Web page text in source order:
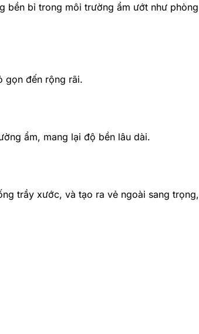
bền bỉ trong môi trường ẩm ướt như phòng
gọn đến rộng rãi.
ẩm, mang lại độ bền lâu dài.
trầy xước, và tạo ra vẻ ngoài sang trọng,